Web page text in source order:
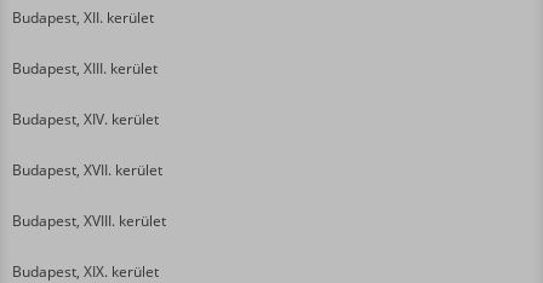
Budapest, XII. kerület
Budapest, XIII. kerület
Budapest, XIV. kerület
Budapest, XVII. kerület
Budapest, XVIII. kerület
Budapest, XIX. kerület